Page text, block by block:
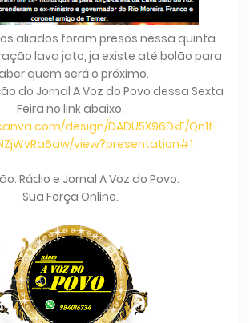
aliados foram presos nessa quinta
lava jato, ja existe até bolão para
quem será o próximo.
do Jornal A Voz do Povo dessa Sexta
Feira no link abaixo.
design/DADU5X96DkE/Qn1f-
view?presentation#1
Rádio e Jornal A Voz do Povo.
Sua Força Online.